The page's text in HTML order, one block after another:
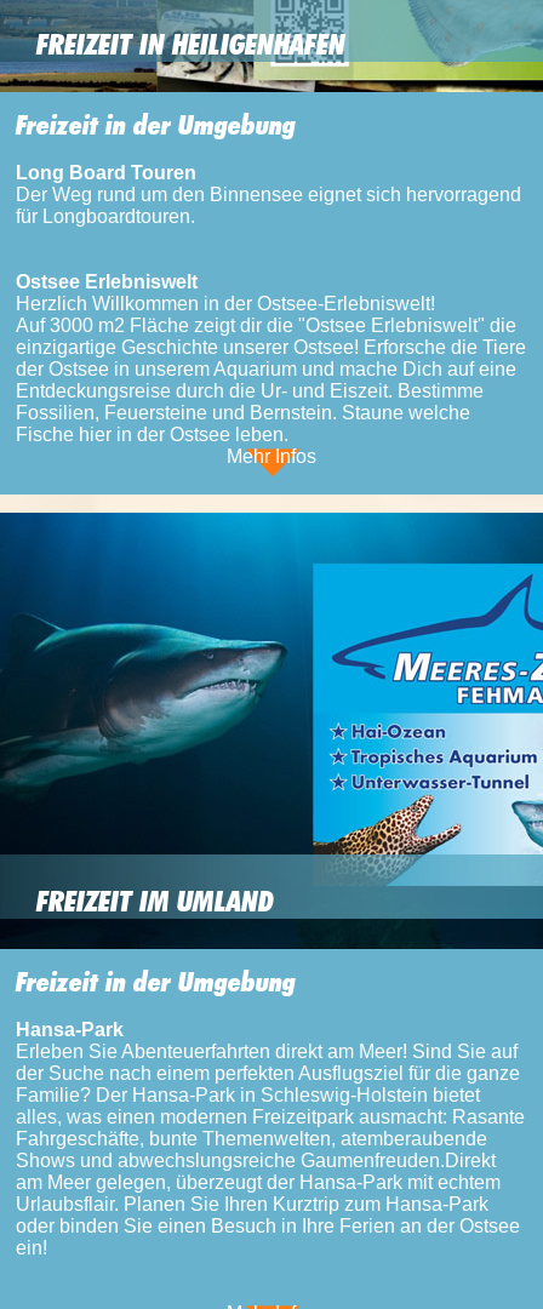
FREIZEIT IN HEILIGENHAFEN
Freizeit in der Umgebung
Long Board Touren
Der Weg rund um den Binnensee eignet sich hervorragend
für Longboardtouren.
Ostsee Erlebniswelt
Herzlich Willkommen in der Ostsee-Erlebniswelt!
Auf 3000 m2 Fläche zeigt dir die "Ostsee Erlebniswelt" die
einzigartige Geschichte unserer Ostsee! Erforsche die Tiere
der Ostsee in unserem Aquarium und mache Dich auf eine
Entdeckungsreise durch die Ur- und Eiszeit. Bestimme
Fossilien, Feuersteine und Bernstein. Staune welche
Fische hier in der Ostsee leben.
Mehr Infos
FREIZEIT IM UMLAND
Freizeit in der Umgebung
Hansa-Park
Erleben Sie Abenteuerfahrten direkt am Meer! Sind Sie auf
der Suche nach einem perfekten Ausflugsziel für die ganze
Familie? Der Hansa-Park in Schleswig-Holstein bietet
alles, was einen modernen Freizeitpark ausmacht: Rasante
Fahrgeschäfte, bunte Themenwelten, atemberaubende
Shows und abwechslungsreiche Gaumenfreuden.Direkt
am Meer gelegen, überzeugt der Hansa-Park mit echtem
Urlaubsflair. Planen Sie Ihren Kurztrip zum Hansa-Park
oder binden Sie einen Besuch in Ihre Ferien an der Ostsee
ein!